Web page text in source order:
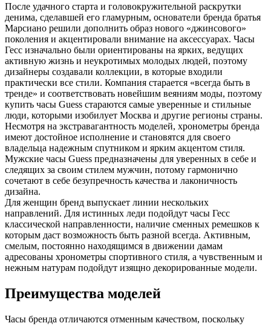
После удачного старта и головокружительной раскрутки
денима, сделавшей его гламурным, основатели бренда братья
Марсиано решили дополнить образ нового «джинсового»
поколения и акцентировали внимание на аксессуарах. Часы
Гесс изначально были ориентированы на ярких, ведущих
активную жизнь и неукротимых молодых людей, поэтому
дизайнеры создавали коллекции, в которые входили
практически все стили. Компания старается «всегда быть в
тренде» и соответствовать новейшим веяниям моды, поэтому
купить часы Guess стараются самые уверенные и стильные
люди, которыми изобилует Москва и другие регионы страны.
Несмотря на экстравагантность моделей, хронометры бренда
имеют достойное исполнение и становятся для своего
владельца надежным спутником и ярким акцентом стиля.
Мужские часы Guess предназначены для уверенных в себе и
следящих за своим стилем мужчин, потому гармонично
сочетают в себе безупречность качества и лаконичность
дизайна.
Для женщин бренд выпускает линии нескольких
направлений. Для истинных леди подойдут часы Гесс
классической направленности, наличие сменных ремешков к
которым даст возможность быть разной всегда. Активным,
смелым, постоянно находящимся в движении дамам
адресованы хронометры спортивного стиля, а чувственным и
нежным натурам подойдут изящно декорированные модели.
Преимущества моделей
Часы бренда отличаются отменным качеством, поскольку